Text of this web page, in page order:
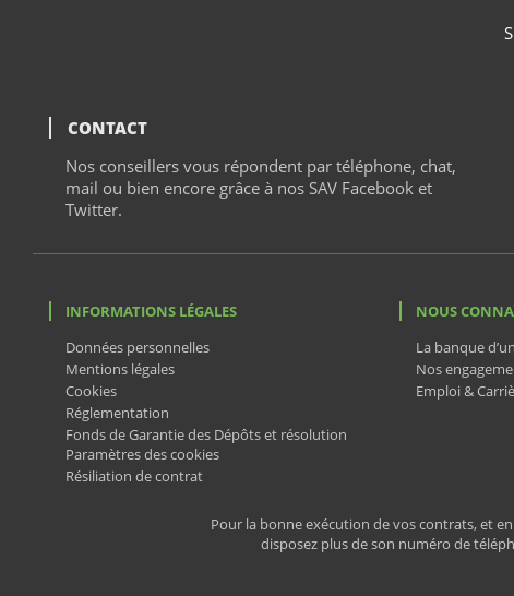
CONTACT
Nos conseillers vous répondent par téléphone, chattchat
,
mail ou bien encore grâce à nos SAV Facebook et
Twitter.
INFORMATIONS LÉGALES
Données personnelles
Mentions légales
Cookies
Réglementation
Fonds de Garantie des Dépôts et résolution
Paramètres des cookies
Résiliation de contrat
NOUS
La banque
Nos
Emploi &
Pour la bonne exécution de vos contrats, et
disposez plus de son numéro de